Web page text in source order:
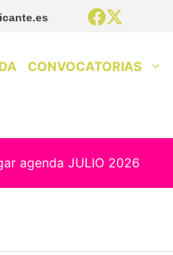
CONVOCATORIAS
agenda JULIO 2026